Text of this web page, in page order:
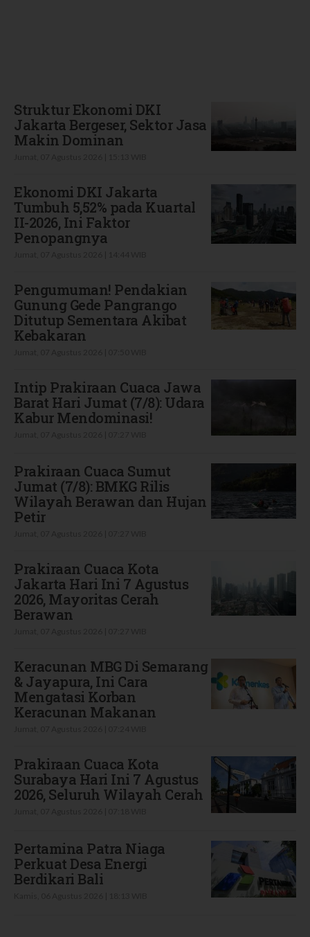
Struktur Ekonomi DKI
Jakarta Bergeser, Sektor Jasa
Makin Dominan
Ekonomi DKI Jakarta
Tumbuh 5,52% pada Kuartal
II-2026, Ini Faktor
Penopangnya
Pengumuman! Pendakian
Gunung Gede Pangrango
Ditutup Sementara Akibat
Kebakaran
Intip Prakiraan Cuaca Jawa
Barat Hari Jumat (7/8): Udara
Kabur Mendominasi!
Prakiraan Cuaca Sumut
Jumat (7/8): BMKG Rilis
Wilayah Berawan dan Hujan
Petir
Prakiraan Cuaca Kota
Jakarta Hari Ini 7 Agustus
2026, Mayoritas Cerah
Berawan
Keracunan MBG Di Semarang
& Jayapura, Ini Cara
Mengatasi Korban
Keracunan Makanan
Prakiraan Cuaca Kota
Surabaya Hari Ini 7 Agustus
2026, Seluruh Wilayah Cerah
Pertamina Patra Niaga
Perkuat Desa Energi
Berdikari Bali